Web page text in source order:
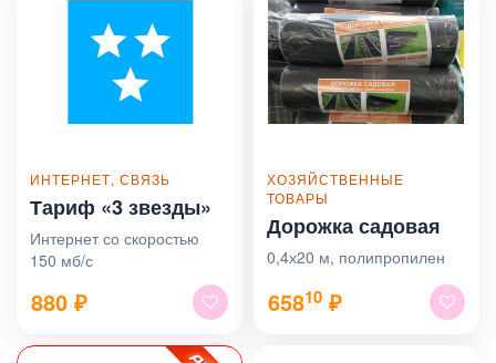
ИНТЕРНЕТ, СВЯЗЬ
Тариф «3 звезды»
Интернет со скоростью
150 мб/с
880 ₽
ХОЗЯЙСТВЕННЫЕ
ТОВАРЫ
Дорожка садовая
0,4х20 м, полипропилен
65810 ₽